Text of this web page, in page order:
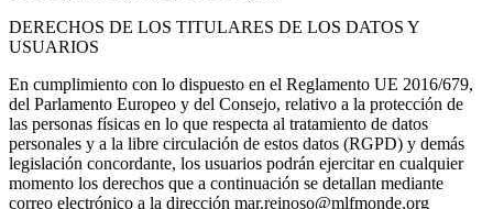
DERECHOS DE LOS TITULARES DE LOS DATOS Y
USUARIOS
En cumplimiento con lo dispuesto en el Reglamento UE 2016/679,
del Parlamento Europeo y del Consejo, relativo a la protección de
las personas físicas en lo que respecta al tratamiento de datos
personales y a la libre circulación de estos datos (RGPD) y demás
legislación concordante, los usuarios podrán ejercitar en cualquier
momento los derechos que a continuación se detallan mediante
correo electrónico a la dirección mar.reinoso@mlfmonde.org